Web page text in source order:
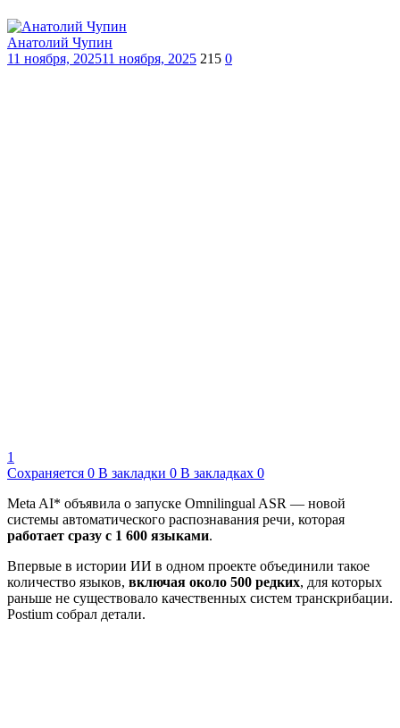
Анатолий Чупин
11 ноября, 202511 ноября, 2025 215 0
1
Сохраняется 0 В закладки 0 В закладках 0
Meta AI* объявила о запуске Omnilingual ASR — новой
системы автоматического распознавания речи, которая
работает сразу с 1 600 языками.
Впервые в истории ИИ в одном проекте объединили такое
количество языков, включая около 500 редких, для которых
раньше не существовало качественных систем транскрибации.
Postium собрал детали.